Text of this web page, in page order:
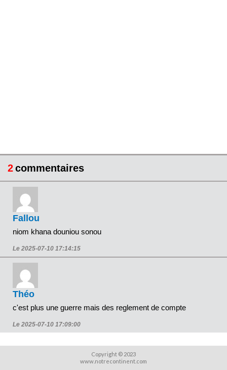
2commentaires
Fallou
niom khana douniou sonou
Le 2025-07-10 17:14:15
Théo
c'est plus une guerre mais des reglement de compte
Le 2025-07-10 17:09:00
Copyright © 2023
www.notrecontinent.com